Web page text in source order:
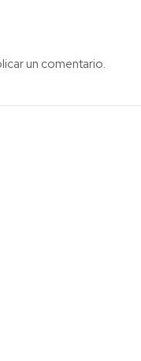
un comentario.